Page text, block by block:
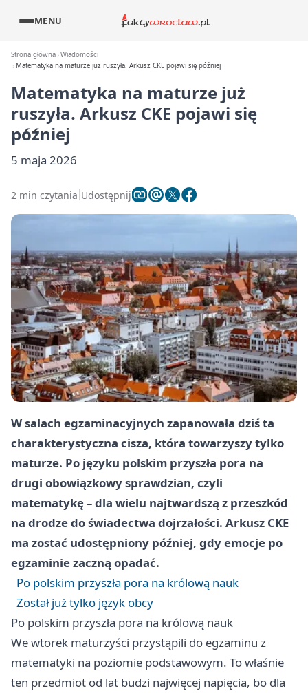
MENU
Strona główna Wiadomości
Matematyka na maturze już ruszyła. Arkusz CKE pojawi się później
Matematyka na maturze już
ruszyła. Arkusz CKE pojawi się
później
5 maja 2026
2 min czytania Udostępnij
W salach egzaminacyjnych zapanowała dziś ta
charakterystyczna cisza, która towarzyszy tylko
maturze. Po języku polskim przyszła pora na
drugi obowiązkowy sprawdzian, czyli
matematykę – dla wielu najtwardszą z przeszkód
na drodze do świadectwa dojrzałości. Arkusz CKE
ma zostać udostępniony później, gdy emocje po
egzaminie zaczną opadać.
Po polskim przyszła pora na królową nauk
Został już tylko język obcy
Po polskim przyszła pora na królową nauk
We wtorek maturzyści przystąpili do egzaminu z
matematyki na poziomie podstawowym. To właśnie
ten przedmiot od lat budzi najwięcej napięcia, bo dla